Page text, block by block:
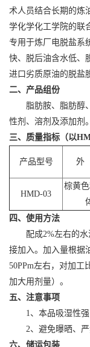
术人员结合长期的炼
学化学化工学院的联
专用于炼厂电脱盐系
快、脱后油含水低、
进口劣质原油的脱盐
二、产品组份
脂肪胺、脂肪醇
性剂、溶剂及添加剂。
三、质量指标（以
产品型号 外
HMD-03
棕黄
四、使用方法
配成2%左右的
接加入。加入量根据
50PPm左右，对加工
加大用剂量）。
五、注意事项
1、本品吸湿性
2、避免曝晒、
六、储运包装